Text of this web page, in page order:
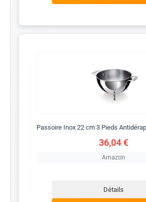
Passoire Inox 22 cm 3 Pieds
36,04 €
Amazon
Détails